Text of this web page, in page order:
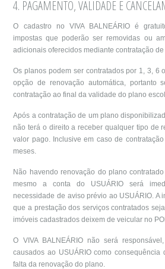
4. PAGAMENTO, VALIDADE E
O cadastro no VIVA BALNEÁRIO é
impostas que poderão ser removidas ou
adicionais oferecidos mediante contratação
Os planos podem ser contratados por 1, 3, 6
opção de renovação automática, portanto
contratação ao final da validade do plano
Após a contratação de um plano
não terá o direito a receber qualquer tipo de
valor pago. Inclusive em caso de
meses.
Não havendo renovação do plano
mesmo a conta do USUÁRIO será
necessidade de aviso prévio ao USUÁRIO. A
que a prestação dos serviços contratados
imóveis cadastrados deixem de veicular no
O VIVA BALNEÁRIO não será
causados ao USUÁRIO como
falta da renovação do plano.